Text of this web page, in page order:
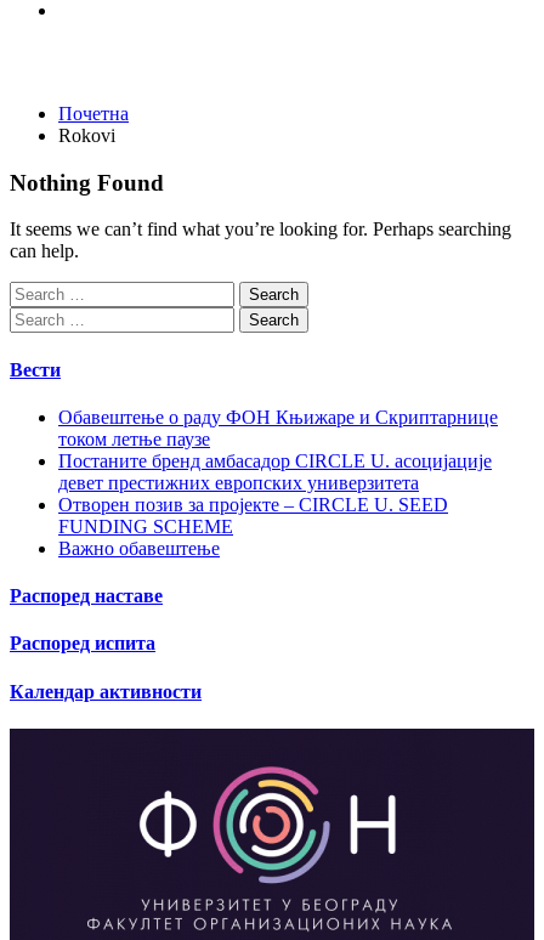
Почетна
Rokovi
Nothing Found
It seems we can’t find what you’re looking for. Perhaps searching
can help.
Вести
Обавештење о раду ФОН Књижаре и Скриптарнице
током летње паузе
Постаните бренд амбасадор CIRCLE U. асоцијације
девет престижних европских универзитета
Отворен позив за пројекте – CIRCLE U. SEED
FUNDING SCHEME
Важно обавештење
Распоред наставе
Распоред испита
Календар активности